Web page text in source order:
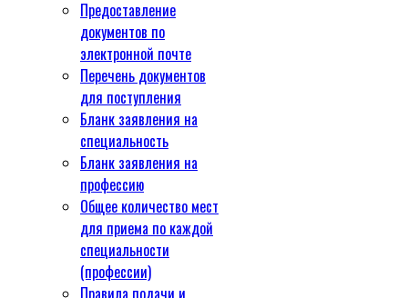
Предоставление
документов по
электронной почте
Перечень документов
для поступления
Бланк заявления на
специальность
Бланк заявления на
профессию
Общее количество мест
для приема по каждой
специальности
(профессии)
Правила подачи и